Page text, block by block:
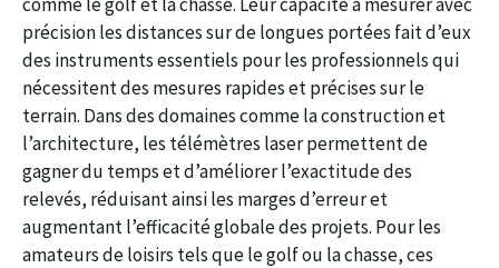
précision les distances sur de longues portées fait d’eux
des instruments essentiels pour les professionnels qui
nécessitent des mesures rapides et précises sur le
terrain. Dans des domaines comme la construction et
l’architecture, les télémètres laser permettent de
gagner du temps et d’améliorer l’exactitude des
relevés, réduisant ainsi les marges d’erreur et
augmentant l’efficacité globale des projets. Pour les
amateurs de loisirs tels que le golf ou la chasse, ces